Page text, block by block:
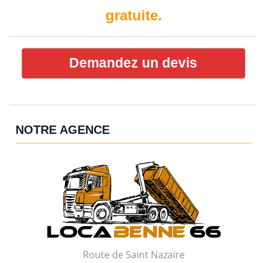
gratuite.
Demandez un devis
NOTRE AGENCE
Route de Saint Nazaire